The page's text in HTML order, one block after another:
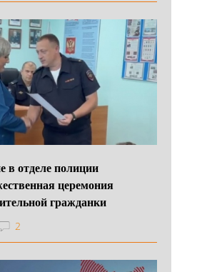
в отделе полиции
церемония
гражданки
2